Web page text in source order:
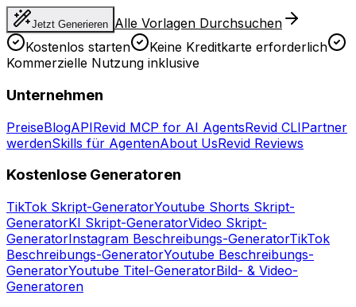
Jetzt Generieren Alle Vorlagen Durchsuchen
Kostenlos starten
Keine Kreditkarte erforderlich
Kommerzielle Nutzung inklusive
Unternehmen
PreiseBlogAPIRevid MCP for AI AgentsRevid CLIPartner
werdenSkills für AgentenAbout UsRevid Reviews
Kostenlose Generatoren
TikTok Skript-GeneratorYoutube Shorts Skript-
GeneratorKI Skript-GeneratorVideo Skript-
GeneratorInstagram Beschreibungs-GeneratorTikTok
Beschreibungs-GeneratorYoutube Beschreibungs-
GeneratorYoutube Titel-GeneratorBild- & Video-
Generatoren